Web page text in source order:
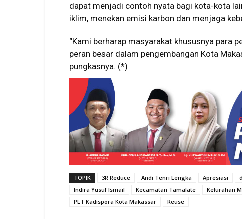
dapat menjadi contoh nyata bagi kota-kota
iklim, menekan emisi karbon dan menjaga
“Kami berharap masyarakat khususnya para
peran besar dalam pengembangan Kota
pungkasnya. (*)
TOPIK 3R Reduce Andi Tenri Lengka Apresiasi
Indira Yusuf Ismail
Kecamatan Tamalate Kelurahan
PLT Kadispora Kota Makassar
Reuse